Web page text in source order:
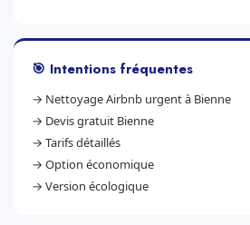
🎯 Intentions fréquentes
→ Nettoyage Airbnb urgent à Bienne
→ Devis gratuit Bienne
→ Tarifs détaillés
→ Option économique
→ Version écologique